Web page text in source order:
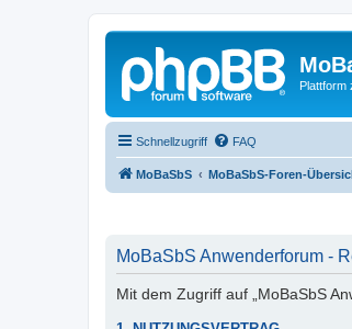
Plattform
Schnellzugriff FAQ
MoBaSbS MoBaSbS-Foren-
MoBaSbS Anwenderforum -
Mit dem Zugriff auf „MoBaSbS